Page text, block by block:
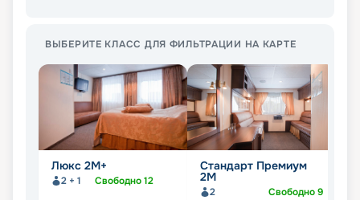
ВЫБЕРИТЕ КЛАСС ДЛЯ ФИЛЬТРАЦИИ НА КАРТЕ
Люкс 2М+
2 + 1 Свободно12
Стандарт Премиум
2М
2 Свободно9